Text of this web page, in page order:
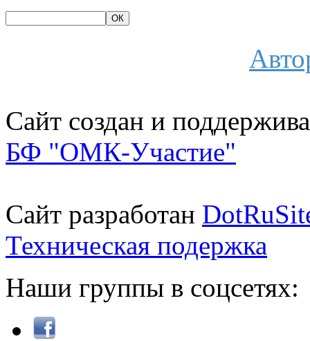
Сайт создан и
БФ "ОМК-Участие"
Сайт разработан
Техническая подержка
Наши группы в соцсетях: